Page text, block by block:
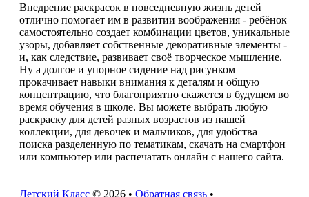
Внедрение раскрасок в повседневную жизнь детей
отлично помогает им в развитии воображения - ребёнок
самостоятельно создает комбинации цветов, уникальные
узоры, добавляет собственные декоративные элементы -
и, как следствие, развивает своё творческое мышление.
Ну а долгое и упорное сидение над рисунком
прокачивает навыки внимания к деталям и общую
концентрацию, что благоприятно скажется в будущем во
время обучения в школе. Вы можете выбрать любую
раскраску для детей разных возрастов из нашей
коллекции, для девочек и мальчиков, для удобства
поиска разделенную по тематикам, скачать на смартфон
или компьютер или распечатать онлайн с нашего сайта.
Детский Класс © 2026 • Обратная связь •